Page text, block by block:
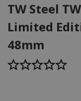
TW Steel
Limited
48mm